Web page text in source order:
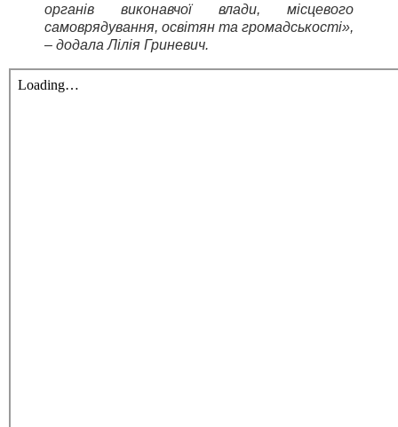
органів виконавчої влади, місцевого
самоврядування, освітян та громадськості»,
– додала Лілія Гриневич.